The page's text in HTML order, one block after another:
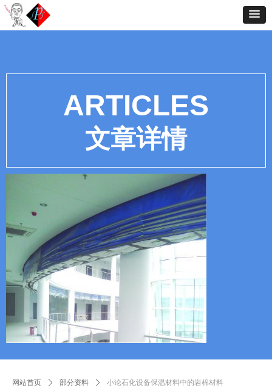
网站首页 ꄲ 部分资料 ꄲ 小论石化设备保温材料中的岩棉材料
ARTICLES
文章详情